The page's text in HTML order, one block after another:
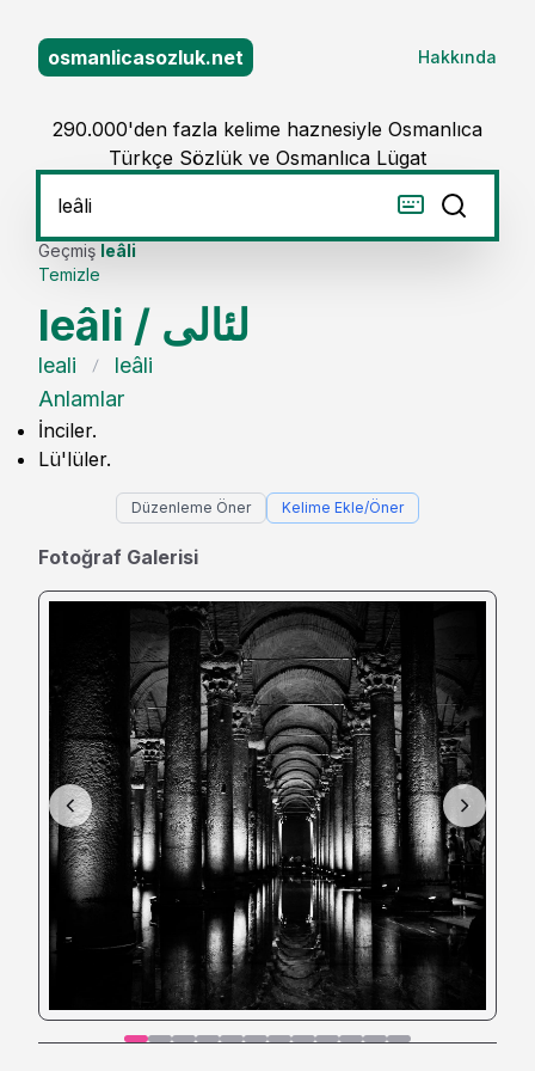
osmanlicasozluk.net Hakkında
290.000'den fazla kelime haznesiyle Osmanlıca
Türkçe Sözlük ve Osmanlıca Lügat
Geçmiş
Temizle
leâli
leâli / لئالى
leali
leâli
Anlamlar
İnciler.
Lü'lüler.
Düzenleme Öner Kelime Ekle/Öner
Fotoğraf Galerisi